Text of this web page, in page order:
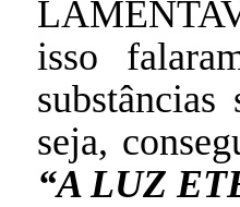
isso
seja,
“A LUZ